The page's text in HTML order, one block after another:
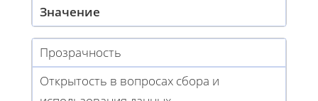
Значение
Прозрачность
Открытость в вопросах сбора и